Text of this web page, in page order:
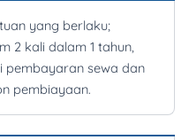
yang berlaku;
2 kali dalam 1 tahun,
pembayaran sewa dan
pembiayaan.